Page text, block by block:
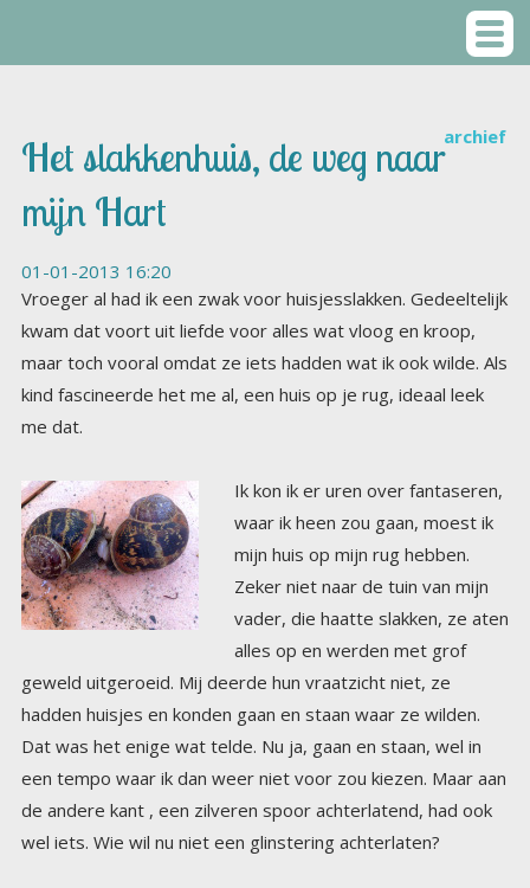
archief
Het slakkenhuis, de weg naar
mijn Hart
01-01-2013 16:20
Vroeger al had ik een zwak voor huisjesslakken. Gedeeltelijk
kwam dat voort uit liefde voor alles wat vloog en kroop,
maar toch vooral omdat ze iets hadden wat ik ook wilde. Als
kind fascineerde het me al, een huis op je rug, ideaal leek
me dat.
Ik kon ik er uren over fantaseren,
waar ik heen zou gaan, moest ik
mijn huis op mijn rug hebben.
Zeker niet naar de tuin van mijn
vader, die haatte slakken, ze aten
alles op en werden met grof
geweld uitgeroeid. Mij deerde hun vraatzicht niet, ze
hadden huisjes en konden gaan en staan waar ze wilden.
Dat was het enige wat telde. Nu ja, gaan en staan, wel in
een tempo waar ik dan weer niet voor zou kiezen. Maar aan
de andere kant , een zilveren spoor achterlatend, had ook
wel iets. Wie wil nu niet een glinstering achterlaten?